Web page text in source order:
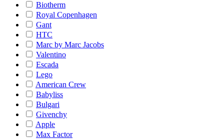
Biotherm
Royal Copenhagen
Gant
HTC
Marc by Marc Jacobs
Valentino
Escada
Lego
American Crew
Babyliss
Bulgari
Givenchy
Apple
Max Factor